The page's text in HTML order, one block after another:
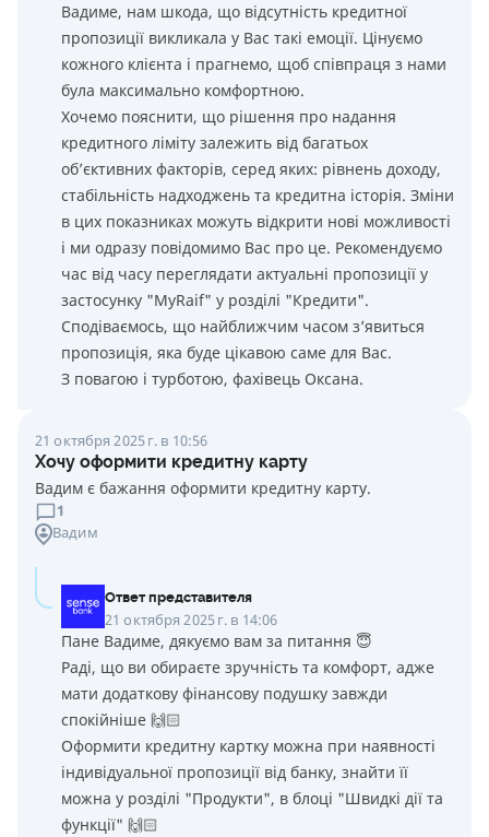
Вадиме, нам шкода, що відсутність кредитної
пропозиції викликала у Вас такі емоції. Цінуємо
кожного клієнта і прагнемо, щоб співпраця з нами
була максимально комфортною.
Хочемо пояснити, що рішення про надання
кредитного ліміту залежить від багатьох
об’єктивних факторів, серед яких: рівнень доходу,
стабільність надходжень та кредитна історія. Зміни
в цих показниках можуть відкрити нові можливості
і ми одразу повідомимо Вас про це. Рекомендуємо
час від часу переглядати актуальні пропозиції у
застосунку "MyRaif" у розділі "Кредити".
Сподіваємось, що найближчим часом з’явиться
пропозиція, яка буде цікавою саме для Вас.
З повагою і турботою, фахівець Оксана.
21 октября 2025 г. в 10:56
Хочу оформити кредитну карту
Вадим є бажання оформити кредитну карту.
1
Вадим
Ответ представителя
21 октября 2025 г. в 14:06
Пане Вадиме, дякуємо вам за питання 😇
Раді, що ви обираєте зручність та комфорт, адже
мати додаткову фінансову подушку завжди
спокійніше 🙌🏻
Оформити кредитну картку можна при наявності
індивідуальної пропозиції від банку, знайти її
можна у розділі "Продукти", в блоці "Швидкі дії та
функції" 🙌🏻